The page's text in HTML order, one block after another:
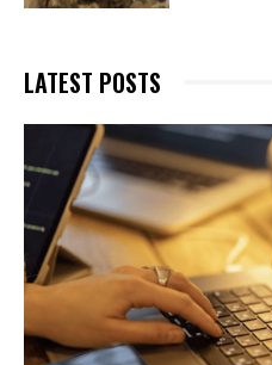
LATEST POSTS